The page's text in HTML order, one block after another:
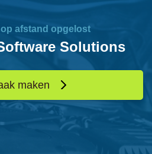
afstand opgelost
Solutions
maken